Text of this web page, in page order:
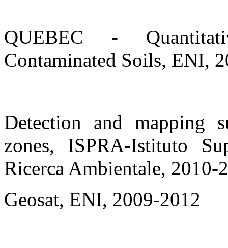
QUEBEC -
Contaminated Soils, ENI,
Detection and mapping
zones, ISPRA-Istituto
Ricerca Ambientale, 2010-
Geosat, ENI, 2009-2012